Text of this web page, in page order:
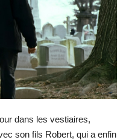
dans les vestiaires,
son fils Robert, qui a enfin